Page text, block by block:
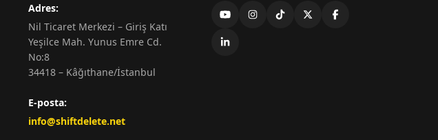
Adres:
Nil Ticaret Merkezi – Giriş Katı
Yeşilce Mah. Yunus Emre Cd.
No:8
34418 – Kâğıthane/İstanbul
E-posta:
info@shiftdelete.net